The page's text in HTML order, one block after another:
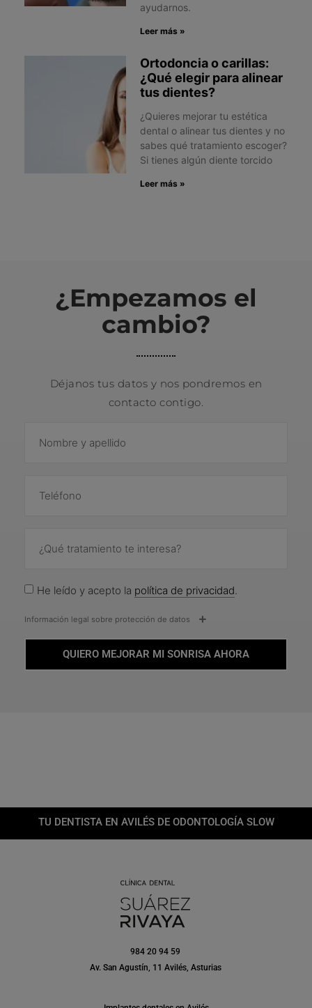
ayudarnos.
Leer más »
Ortodoncia o carillas:
¿Qué elegir para alinear
tus dientes?
¿Quieres mejorar tu estética
dental o alinear tus dientes y no
sabes qué tratamiento escoger?
Si tienes algún diente torcido
Leer más »
¿Empezamos el
cambio?
Déjanos tus datos y nos pondremos en
contacto contigo.
He leído y acepto la política de privacidad.
Información legal sobre protección de datos
QUIERO MEJORAR MI SONRISA AHORA
TU DENTISTA EN AVILÉS DE ODONTOLOGÍA SLOW
984 20 94 59
Av. San Agustín, 11 Avilés, Asturias